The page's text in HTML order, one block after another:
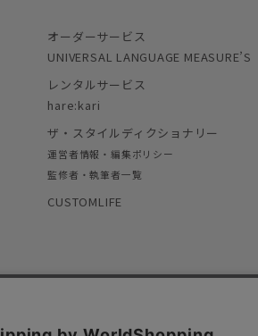
オーダーサービス
UNIVERSAL LANGUAGE MEASURE’S
レンタルサービス
hare:kari
ザ・スタイルディクショナリー
運営者情報・編集ポリシー
監修者・執筆者一覧
CUSTOMLIFE